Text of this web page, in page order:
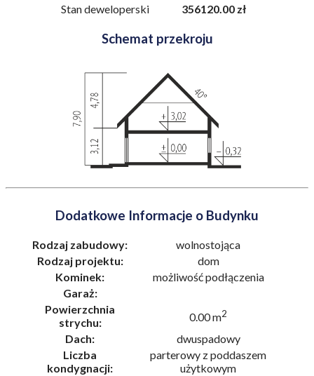
Stan deweloperski
356120.00 zł
Schemat przekroju
Dodatkowe Informacje o Budynku
Rodzaj zabudowy:
wolnostojąca
Rodzaj projektu:
dom
Kominek:
możliwość podłączenia
Garaż:
Powierzchnia
strychu:
0.00 m2
Dach:
dwuspadowy
Liczba
kondygnacji:
parterowy z poddaszem
użytkowym